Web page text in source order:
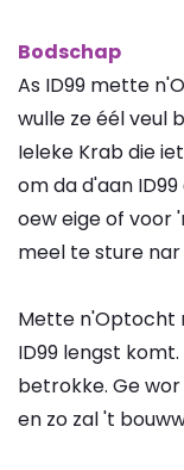
Bodschap
As ID99 mette
wulle ze éél veul
Ieleke Krab die
om da d'aan
oew eige of voor
meel te sture nar
Mette n'Optocht
ID99 lengst
betrokke. Ge
en zo zal 't